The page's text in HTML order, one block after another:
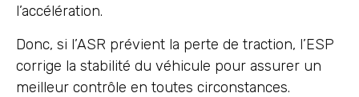
l’accélération.
Donc, si l’ASR prévient la perte de traction, l’ESP
corrige la stabilité du véhicule pour assurer un
meilleur contrôle en toutes circonstances.